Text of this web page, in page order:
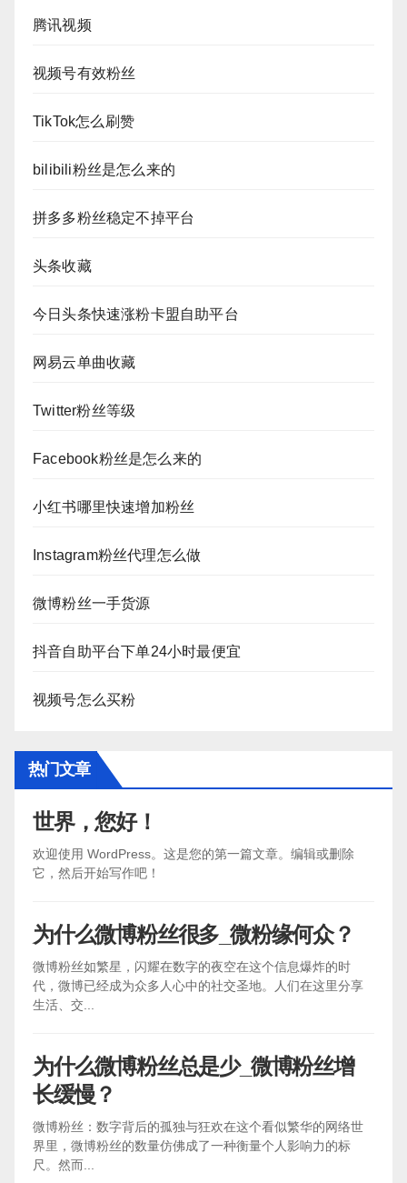
腾讯视频
视频号有效粉丝
TikTok怎么刷赞
bilibili粉丝是怎么来的
拼多多粉丝稳定不掉平台
头条收藏
今日头条快速涨粉卡盟自助平台
网易云单曲收藏
Twitter粉丝等级
Facebook粉丝是怎么来的
小红书哪里快速增加粉丝
Instagram粉丝代理怎么做
微博粉丝一手货源
抖音自助平台下单24小时最便宜
视频号怎么买粉
热门文章
世界，您好！
欢迎使用 WordPress。这是您的第一篇文章。编辑或删除
它，然后开始写作吧！
为什么微博粉丝很多_微粉缘何众？
微博粉丝如繁星，闪耀在数字的夜空在这个信息爆炸的时
代，微博已经成为众多人心中的社交圣地。人们在这里分享
生活、交...
为什么微博粉丝总是少_微博粉丝增
长缓慢？
微博粉丝：数字背后的孤独与狂欢在这个看似繁华的网络世
界里，微博粉丝的数量仿佛成了一种衡量个人影响力的标
尺。然而...